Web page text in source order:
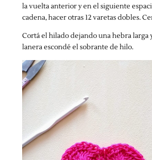
la vuelta anterior y en el siguiente
cadena, hacer otras 12 varetas dobles.
Cortá el hilado dejando una hebra larga
lanera escondé el sobrante de hilo.